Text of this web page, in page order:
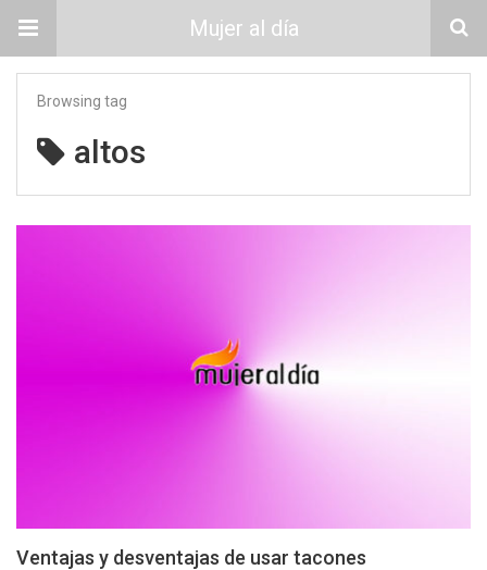
Mujer al día
Browsing tag
altos
Ventajas y desventajas de usar tacones